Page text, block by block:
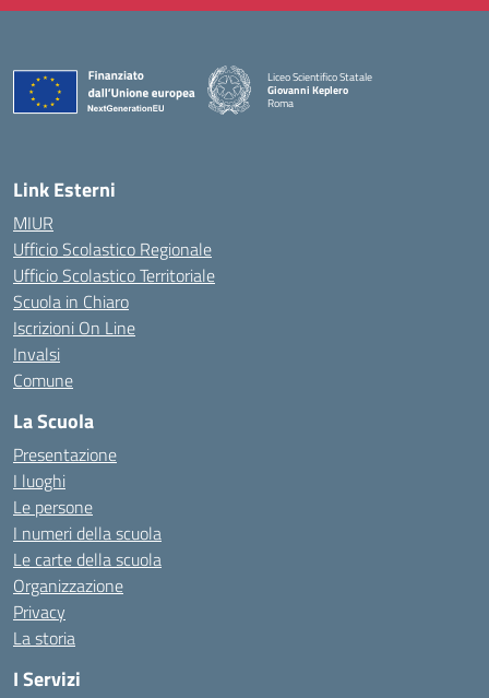
Liceo Scientifico Statale
Giovanni Keplero
Roma
Link Esterni
MIUR
Ufficio Scolastico Regionale
Ufficio Scolastico Territoriale
Scuola in Chiaro
Iscrizioni On Line
Invalsi
Comune
La Scuola
Presentazione
I luoghi
Le persone
I numeri della scuola
Le carte della scuola
Organizzazione
Privacy
La storia
I Servizi